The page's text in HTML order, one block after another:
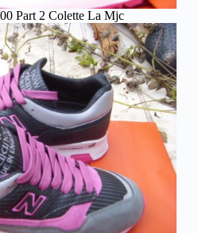
Part 2 Colette La Mjc